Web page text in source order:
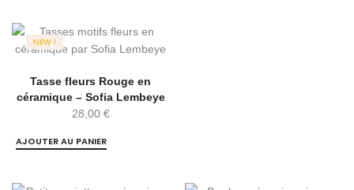
NEW !
Tasse fleurs Rouge en
céramique – Sofia Lembeye
28,00 €
AJOUTER AU PANIER